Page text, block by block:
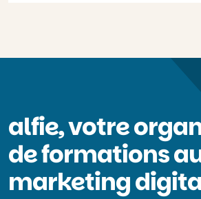
alfie, votre
de formations
marketing